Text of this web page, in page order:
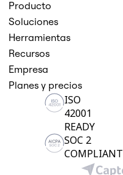
Producto
Soluciones
Herramientas
Recursos
Empresa
Planes y precios
ISO
42001
READY
SOC 2
COMPLIANT